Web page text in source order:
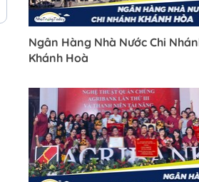
Ngân Hàng Nhà Nước Chi
Khánh Hoà